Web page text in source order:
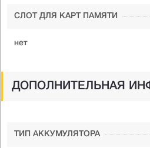
СЛОТ ДЛЯ КАРТ ПАМЯТИ
нет
ДОПОЛНИТЕЛЬНАЯ
ТИП АККУМУЛЯТОРА